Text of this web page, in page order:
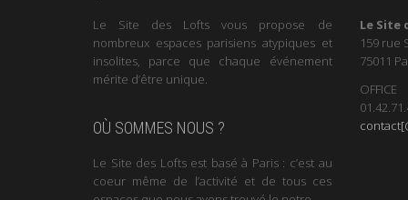
Le Site des Lofts vous propose de
nombreux espaces parisiens atypiques et
insolites, parce que chaque événement
mérite d’être unique.
OÙ SOMMES NOUS ?
Le Site des Lofts est basé à Paris : c’est au
coeur même de l’activité et de tous ces
Le Site
159 rue
75011
OFFICE